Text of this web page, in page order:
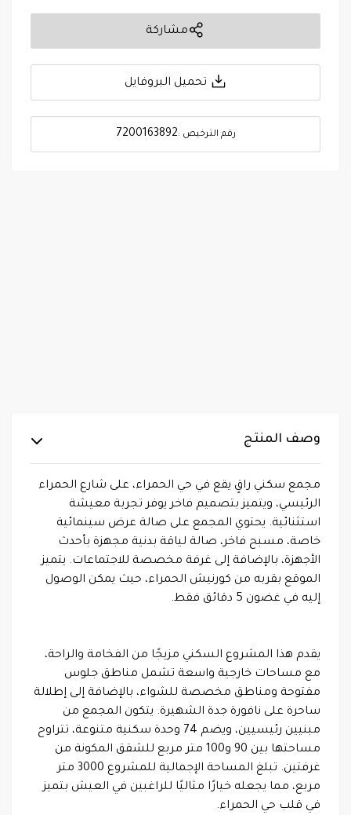
مشاركة
تحميل البروفايل
رقم الترخيص :7200163892
وصف المنتج
مجمع سكني راقٍ يقع في حي الحمراء، على شارع الحمراء
الرئيسي، ويتميز بتصميم فاخر يوفر تجربة معيشة
استثنائية. يحتوي المجمع على صالة عرض سينمائية
خاصة، مسبح فاخر، صالة لياقة بدنية مجهزة بأحدث
الأجهزة، بالإضافة إلى غرفة مخصصة للاجتماعات. يتميز
الموقع بقربه من كورنيش الحمراء، حيث يمكن الوصول
إليه في غضون 5 دقائق فقط.
يقدم هذا المشروع السكني مزيجًا من الفخامة والراحة،
مع مساحات خارجية واسعة تشمل مناطق جلوس
مفتوحة ومناطق مخصصة للشواء، بالإضافة إلى إطلالة
ساحرة على نافورة جدة الشهيرة. يتكون المجمع من
مبنيين رئيسيين، ويضم 74 وحدة سكنية متنوعة، تتراوح
مساحتها بين 90 و100 متر مربع للشقق المكونة من
غرفتين. تبلغ المساحة الإجمالية للمشروع 3000 متر
مربع، مما يجعله خيارًا مثاليًا للراغبين في العيش بتميز
في قلب حي الحمراء.